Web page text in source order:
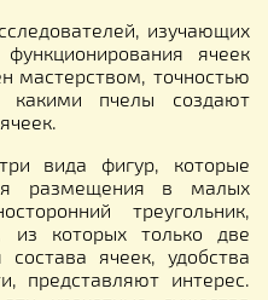
изучающих
ячеек
мастерством, точностью
какими пчелы создают
вида фигур, которые
размещения в малых
треугольник,
из которых только две
ячеек, удобства
представляют интерес.